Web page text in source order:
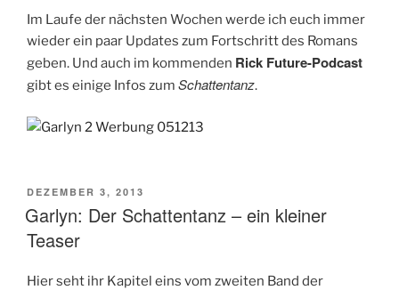
Im Laufe der nächsten Wochen werde ich euch immer
wieder ein paar Updates zum Fortschritt des Romans
geben. Und auch im kommenden Rick Future-Podcast
gibt es einige Infos zum Schattentanz.
VERÖFFENTLICHT
AM
DEZEMBER 3, 2013
Garlyn: Der Schattentanz – ein kleiner
Teaser
Hier seht ihr Kapitel eins vom zweiten Band der